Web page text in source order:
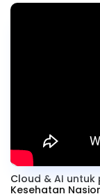
Cloud & AI
Kesehatan